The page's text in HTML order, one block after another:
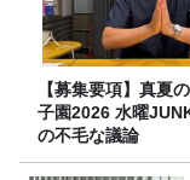
【募集要項】真夏
子園2026 水曜
の不毛な議論